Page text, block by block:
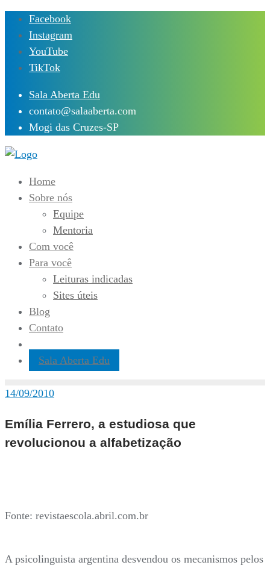
Skip
content
Facebook
Instagram
YouTube
TikTok
Sala Aberta Edu
contato@salaaberta.com
Mogi das Cruzes-SP
Home
Sobre nós
Equipe
Mentoria
Com você
Para você
Leituras indicadas
Sites úteis
Blog
Contato
Sala Aberta Edu
14/09/2010
Emília Ferrero, a estudiosa que
revolucionou a alfabetização
Fonte: revistaescola.abril.com.br
A psicolinguista argentina desvendou os mecanismos pelos